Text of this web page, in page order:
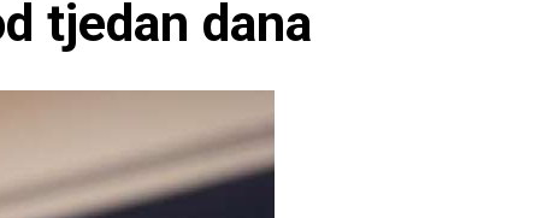
tjedan dana